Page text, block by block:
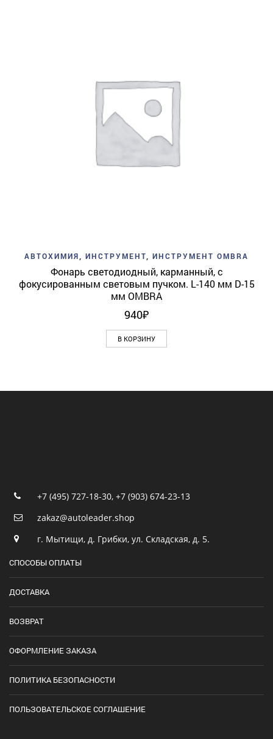
АВТОХИМИЯ ИНСТРУМЕНТ ИНСТРУМЕНТ OMBRA
Фонарь светодиодный, карманный, с
фокусированным световым пучком. L-140 мм D-15
мм OMBRA
940₽
В КОРЗИНУ
+7 (495) 727-18-30, +7 (903) 674-23-13
zakaz@autoleader.shop
г. Мытищи, д. Грибки, ул. Складская, д. 5.
СПОСОБЫ ОПЛАТЫ
ДОСТАВКА
ВОЗВРАТ
ОФОРМЛЕНИЕ ЗАКАЗА
ПОЛИТИКА БЕЗОПАСНОСТИ
ПОЛЬЗОВАТЕЛЬСКОЕ СОГЛАШЕНИЕ